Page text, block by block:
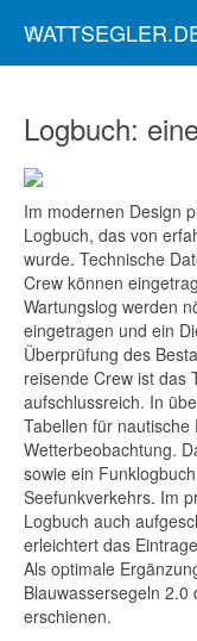
Logbuch:
Im modernen Design
Logbuch, das von
wurde. Technische
Crew können
Wartungslog werden
eingetragen und ein
Überprüfung des
reisende Crew ist das
aufschlussreich. In
Tabellen für
Wetterbeobachtung.
sowie ein
Seefunkverkehrs. Im
Logbuch auch
erleichtert das
Als optimale
Blauwassersegeln 2.0
erschienen.